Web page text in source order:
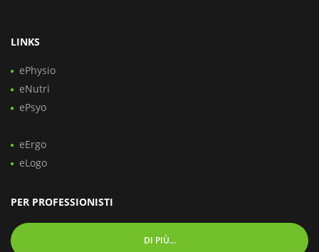
LINKS
ePhysio
eNutri
ePsyo
eErgo
eLogo
PER PROFESSIONISTI
DI PIÙ...